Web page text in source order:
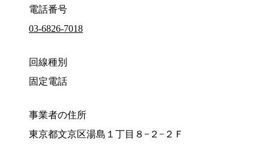
電話番号
03-6826-7018
回線種別
固定電話
事業者の住所
東京都文京区湯島１丁目８−２−２Ｆ